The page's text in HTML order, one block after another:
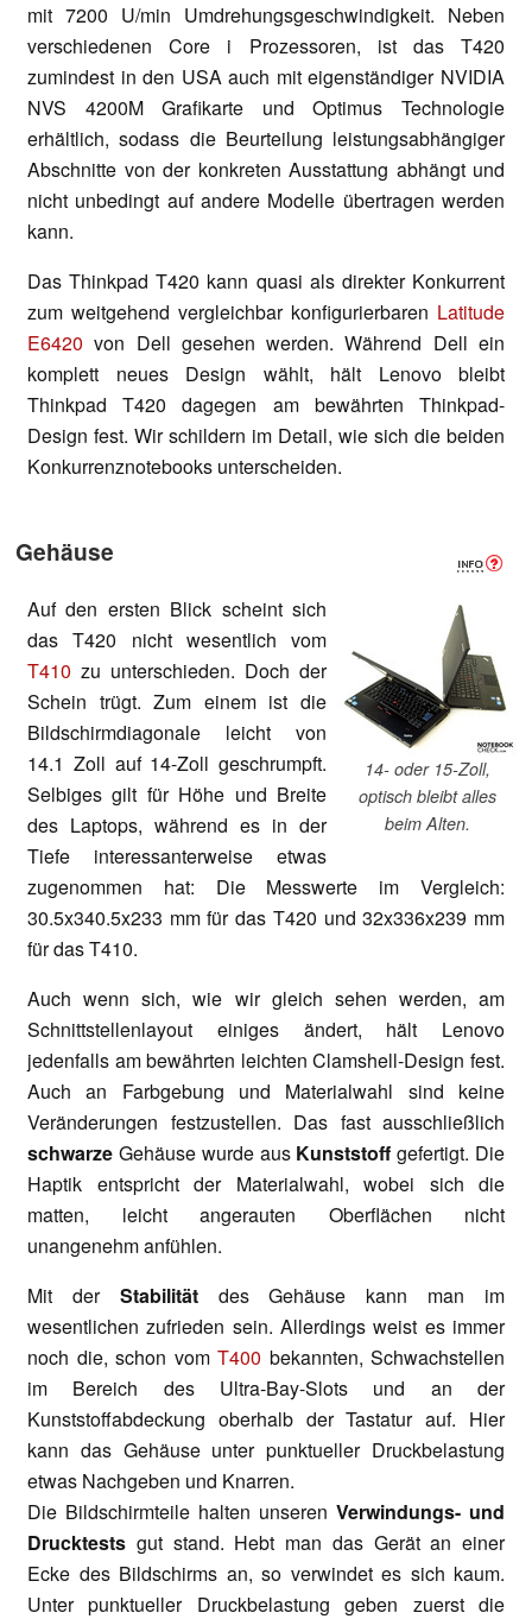
mit 7200 U/min Umdrehungsgeschwindigkeit. Neben
verschiedenen Core i Prozessoren, ist das T420
zumindest in den USA auch mit eigenständiger NVIDIA
NVS 4200M Grafikarte und Optimus Technologie
erhältlich, sodass die Beurteilung leistungsabhängiger
Abschnitte von der konkreten Ausstattung abhängt und
nicht unbedingt auf andere Modelle übertragen werden
kann.
Das Thinkpad T420 kann quasi als direkter Konkurrent
zum weitgehend vergleichbar konfigurierbaren Latitude
E6420 von Dell gesehen werden. Während Dell ein
komplett neues Design wählt, hält Lenovo bleibt
Thinkpad T420 dagegen am bewährten Thinkpad-
Design fest. Wir schildern im Detail, wie sich die beiden
Konkurrenznotebooks unterscheiden.
Gehäuse
14- oder 15-Zoll,
optisch bleibt alles
beim Alten.
Auf den ersten Blick scheint sich
das T420 nicht wesentlich vom
T410 zu unterschieden. Doch der
Schein trügt. Zum einem ist die
Bildschirmdiagonale leicht von
14.1 Zoll auf 14-Zoll geschrumpft.
Selbiges gilt für Höhe und Breite
des Laptops, während es in der
Tiefe interessanterweise etwas
zugenommen hat: Die Messwerte im Vergleich:
30.5x340.5x233 mm für das T420 und 32x336x239 mm
für das T410.
Auch wenn sich, wie wir gleich sehen werden, am
Schnittstellenlayout einiges ändert, hält Lenovo
jedenfalls am bewährten leichten Clamshell-Design fest.
Auch an Farbgebung und Materialwahl sind keine
Veränderungen festzustellen. Das fast ausschließlich
schwarze Gehäuse wurde aus Kunststoff gefertigt. Die
Haptik entspricht der Materialwahl, wobei sich die
matten, leicht angerauten Oberflächen nicht
unangenehm anfühlen.
Mit der Stabilitätdes Gehäuse kann man im
wesentlichen zufrieden sein. Allerdings weist es immer
noch die, schon vom T400 bekannten, Schwachstellen
im Bereich des Ultra-Bay-Slots und an der
Kunststoffabdeckung oberhalb der Tastatur auf. Hier
kann das Gehäuse unter punktueller Druckbelastung
etwas Nachgeben und Knarren.
Die Bildschirmteile halten unseren Verwindungs- und
Drucktests gut stand. Hebt man das Gerät an einer
Ecke des Bildschirms an, so verwindet es sich kaum.
Unter punktueller Druckbelastung geben zuerst die